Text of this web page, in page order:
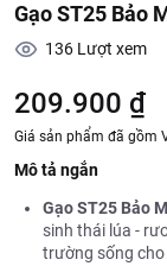
Gạo ST25 Bảo
136 Lượt xem
209.900 ₫
Giá sản phẩm đã gồm
Mô tả ngắn
Gạo ST25 Bảo
sinh thái lúa -
trường sống